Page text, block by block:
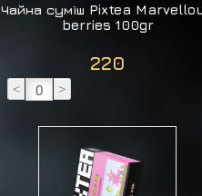
Чайна суміш Pixtea
berries 100gr
220
< >